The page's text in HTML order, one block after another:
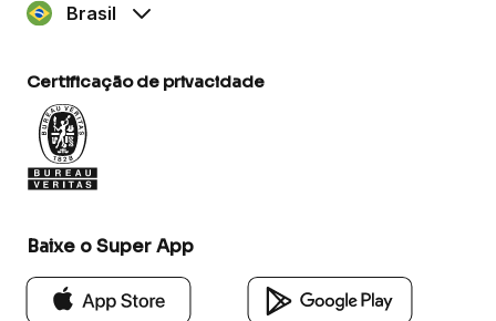
Brasil
Certificação de privacidade
Baixe o Super App